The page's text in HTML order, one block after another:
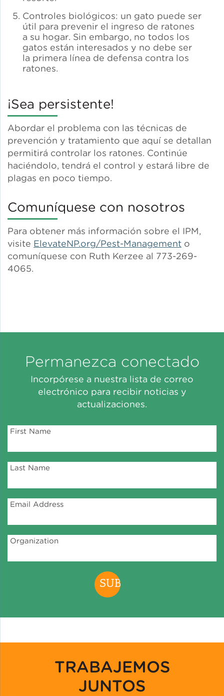
Controles biológicos: un gato puede ser
útil para prevenir el ingreso de ratones
a su hogar. Sin embargo, no todos los
gatos están interesados y no debe ser
la primera línea de defensa contra los
ratones.
¡Sea persistente!
Abordar el problema con las técnicas de
prevención y tratamiento que aquí se detallan
permitirá controlar los ratones. Continúe
haciéndolo, tendrá el control y estará libre de
plagas en poco tiempo.
Comuníquese con nosotros
Para obtener más información sobre el IPM,
visite ElevateNP.org/Pest-Management o
comuníquese con Ruth Kerzee al 773-269-
4065.
Permanezca conectado
Incorpórese a nuestra lista de correo
electrónico para recibir noticias y
actualizaciones.
First Name
Last Name
Email Address
Organization
TRABAJEMOS
JUNTOS